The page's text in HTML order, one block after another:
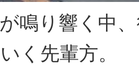
鳴り響く中
く先輩方。